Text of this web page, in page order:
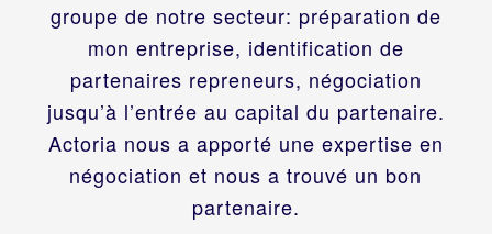
groupe de notre secteur: préparation de
mon entreprise, identification de
partenaires repreneurs, négociation
jusqu’à l’entrée au capital du partenaire.
Actoria nous a apporté une expertise en
négociation et nous a trouvé un bon
partenaire.